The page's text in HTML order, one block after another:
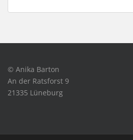
© Anika Barton
An der Ratsforst 9
21335 Lüneburg